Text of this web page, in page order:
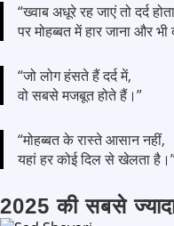
“ख्वाब अधूरे रह जाएं तो दर्द
पर मोहब्बत में हार जाना और भी
“जो लोग हंसते हैं दर्द में,
वो सबसे मजबूत होते हैं।”
“मोहब्बत के रास्ते आसान नहीं,
यहां हर कोई दिल से खेलता
2025 की सबसे